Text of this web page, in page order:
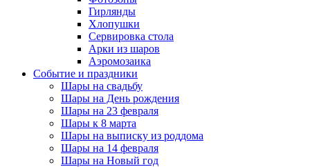
Гирлянды
Хлопушки
Сервировка стола
Арки из шаров
Аэромозаика
Событие и праздники
Шары на свадьбу
Шары на День рождения
Шары на 23 февраля
Шары к 8 марта
Шары на выписку из роддома
Шары на 14 февраля
Шары на Новый год